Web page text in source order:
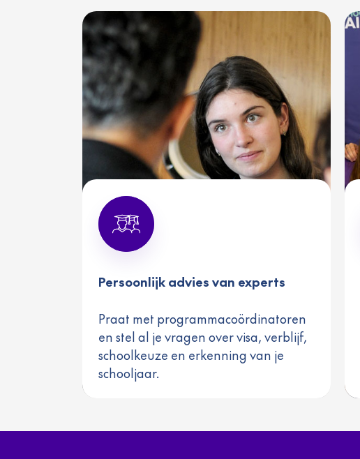
Persoonlijk advies van experts
Praat met programmacoördinatoren
en stel al je vragen over visa, verblijf,
schoolkeuze en erkenning van je
schooljaar.